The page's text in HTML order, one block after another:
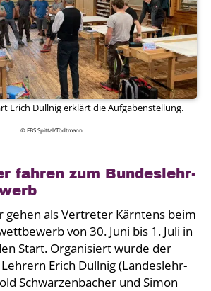
Erich Dull­nig erklärt die Auf­ga­ben­stel­lung.
© FBS Spittal/Tödtmann
fah­ren zum Bun­des­lehr­
gehen als Ver­tre­ter Kärn­tens beim
von 30. Juni bis 1. Juli in
Start. Orga­ni­siert wur­de der
Erich Dull­nig (Lan­des­lehr­
Schwar­zen­ba­cher und Simon